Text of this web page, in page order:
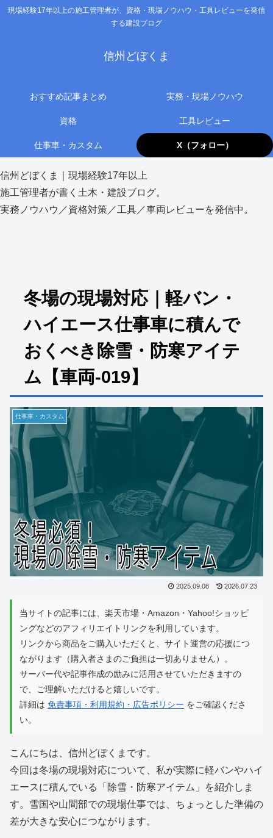
現場経験17年以上の施工管理者が、資格・現場ノウハウ・工具レビューを発信
する建設ブログ
信州どぼくま
おすすめ記事まとめ 実務・現場ノウハウ
資格 工具レビュー
仕事車・カスタム X（フォロー）
信州どぼくま｜現場経験17年以上
施工管理者が書く土木・建設ブログ。
実務ノウハウ／資格対策／工具／車両レビューを発信中。
冬場の現場対応｜軽バン・
ハイエース仕事車に積んで
おくべき除雪・防寒アイテ
ム【車両-019】
仕事車・カスタム
2025.09.08 2026.07.23
当サイトの記事には、楽天市場・Amazon・Yahoo!ショッピ
ングなどのアフィリエイトリンクを利用しています。
リンクから商品をご購入いただくと、サイト運営の応援につ
ながります（購入者さまのご負担は一切ありません）。
サーバー代や記事作成の励みに活用させていただきますの
で、ご理解いただけると嬉しいです。
詳細は 免責事項・利用規約・広告ポリシー をご確認くださ
い。
こんにちは、信州どぼくまです。
今回は冬場の現場対応について、私が実際に軽バンやハイ
エースに積んでいる「除雪・防寒アイテム」を紹介しま
す。雪国や山間部での現場仕事では、ちょっとした準備の
差が大きな安心につながります。